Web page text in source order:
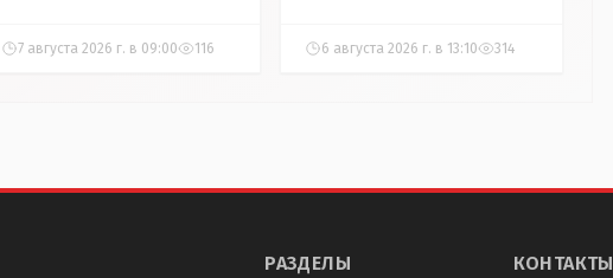
7 августа 2026 г. в 09:00 116 6 августа 2026 г. в 13:10 314
РАЗДЕЛЫ КОНТАКТЫ